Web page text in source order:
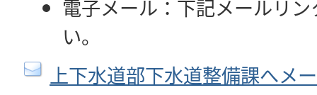
電子メール：下記メールリ
い。
上下水道部下水道整備課へメ